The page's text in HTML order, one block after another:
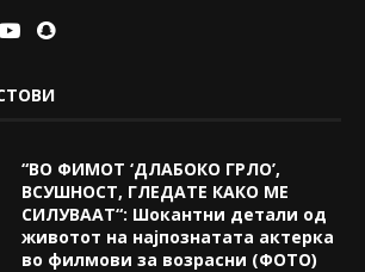
“ВО ФИМОТ ‘ДЛАБОКО ГРЛО’,
ВСУШНОСТ, ГЛЕДАТЕ КАКО МЕ
СИЛУВААТ“: Шокантни детали од
животот на најпознатата актерка
во филмови за возрасни (ФОТО)